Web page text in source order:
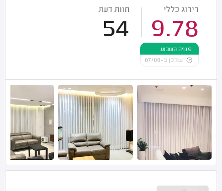
דירוג כללי
9.78
חוות דעת
54
פנויה השבוע
עודכן ב-07/08